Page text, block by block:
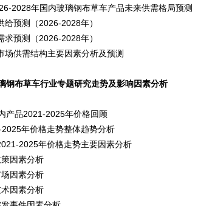
年国内玻璃钢布草车产品未来供需格局预测
测（2026-2028年）
测（2026-2028年）
需结构主要因素分析及预测
钢布草车行业专题研究走势及影响因素分析
品2021-2025年价格回顾
年价格走势整体趋势分析
2025年价格走势主要因素分析
素分析
素分析
素分析